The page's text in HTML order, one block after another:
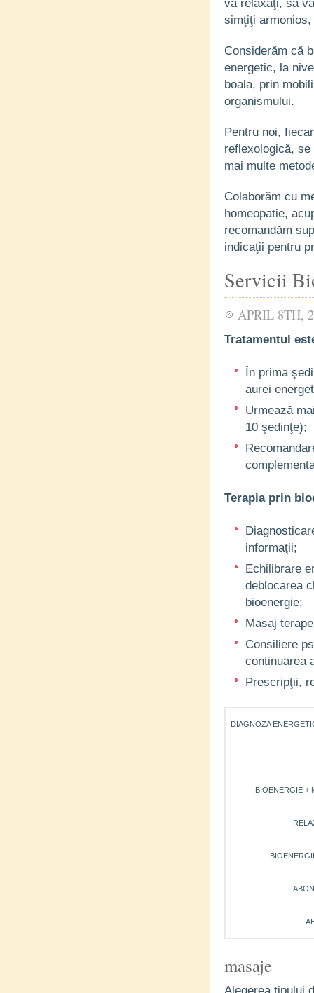
vă relaxaţi, să
simţiţi armonios,
Considerăm că
energetic, la
boala, prin
organismului.
Pentru noi,
reflexologică,
mai multe
Colaborăm cu
homeopatie,
recomandăm
indicaţii pentru
Servicii
APRIL 8TH,
Tratamentul
În prima
aurei
Urmează
10 şedinţe);
Terapia prin
informaţii;
Echilibrare
deblocarea
bioenergie;
Masaj
Consiliere
continuarea
Prescripţii,
DIAGNOZA
BIOENERGIE +
masaje